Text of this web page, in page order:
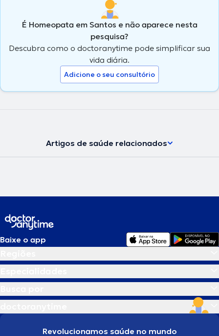
É Homeopata em Santos e não aparece nesta
pesquisa?
Descubra como o doctoranytime pode simplificar sua
vida diária.
Adicione o seu consultório
Artigos de saúde relacionados
Baixe o app
Revolucionamos saúde no mundo